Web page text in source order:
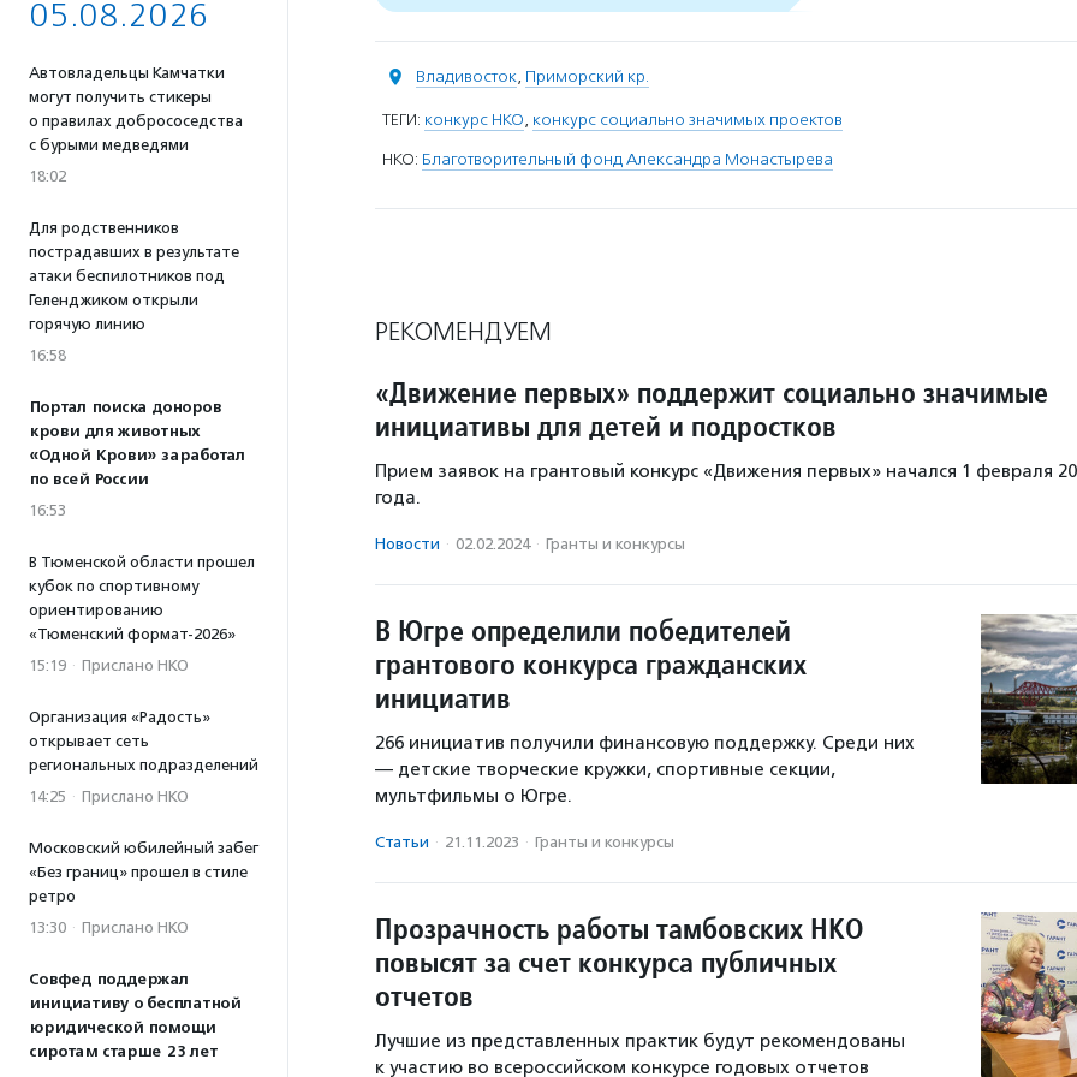
05.08.2026
Автовладельцы Камчатки
могут получить стикеры
о правилах добрососедства
с бурыми медведями
18:02
Для родственников
пострадавших в результате
атаки беспилотников под
Геленджиком открыли
горячую линию
16:58
Портал поиска доноров
крови для животных
«Одной Крови» заработал
по всей России
16:53
В Тюменской области прошел
кубок по спортивному
ориентированию
«Тюменский формат-2026»
15:19 · Прислано НКО
Организация «Радость»
открывает сеть
региональных подразделений
14:25 · Прислано НКО
Московский юбилейный забег
«Без границ» прошел в стиле
ретро
13:30 · Прислано НКО
Совфед поддержал
инициативу о бесплатной
юридической помощи
сиротам старше 23 лет
Владивосток, Приморский кр.
ТЕГИ: конкурс НКО, конкурс социально значимых проектов
НКО: Благотворительный фонд Александра Монастырева
РЕКОМЕНДУЕМ
«Движение первых» поддержит социально значимые
инициативы для детей и подростков
Прием заявок на грантовый конкурс «Движения первых» начался 1 февраля
года.
Новости · 02.02.2024 · Гранты и конкурсы
В Югре определили победителей
грантового конкурса гражданских
инициатив
266 инициатив получили финансовую поддержку. Среди них
— детские творческие кружки, спортивные секции,
мультфильмы о Югре.
Статьи · 21.11.2023 · Гранты и конкурсы
Прозрачность работы тамбовских НКО
повысят за счет конкурса публичных
отчетов
Лучшие из представленных практик будут рекомендованы
к участию во всероссийском конкурсе годовых отчетов